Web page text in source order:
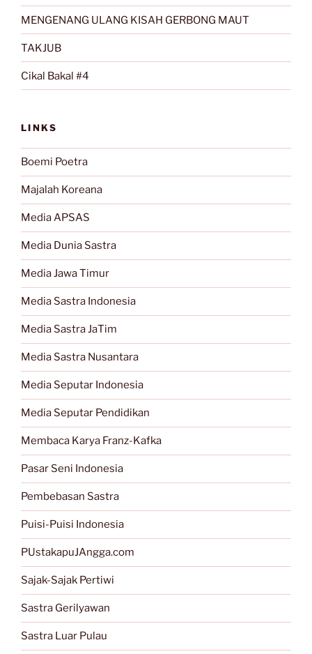
MENGENANG ULANG KISAH GERBONG MAUT
TAKJUB
Cikal Bakal #4
LINKS
Boemi Poetra
Majalah Koreana
Media APSAS
Media Dunia Sastra
Media Jawa Timur
Media Sastra Indonesia
Media Sastra JaTim
Media Sastra Nusantara
Media Seputar Indonesia
Media Seputar Pendidikan
Membaca Karya Franz-Kafka
Pasar Seni Indonesia
Pembebasan Sastra
Puisi-Puisi Indonesia
PUstakapuJAngga.com
Sajak-Sajak Pertiwi
Sastra Gerilyawan
Sastra Luar Pulau